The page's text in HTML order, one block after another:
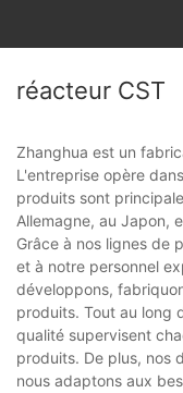
réacteur CST
Zhanghua est un
L'entreprise opère
produits sont
Allemagne, au Japon,
Grâce à nos lignes de
et à notre personnel
développons,
produits. Tout au long
qualité supervisent
produits. De plus, nos
nous adaptons aux